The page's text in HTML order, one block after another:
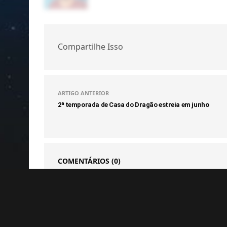
Compartilhe Isso
ARTIGO ANTERIOR
2ª temporada de Casa do Dragão estreia em junho
COMENTÁRIOS (0)